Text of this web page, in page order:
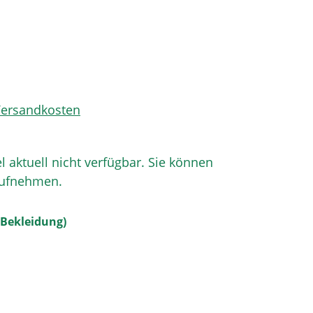
aktuell nicht verfügbar. Sie können
auswählen